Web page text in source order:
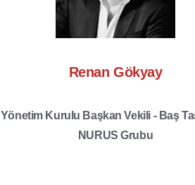
Renan Gökyay
Yönetim Kurulu Başkan Vekili - Baş
NURUS Grubu